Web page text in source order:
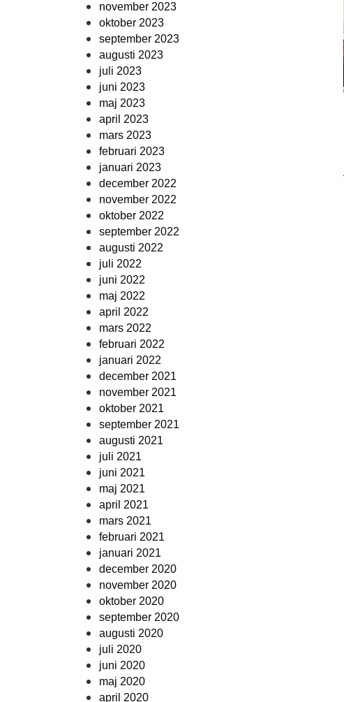
november 2023
oktober 2023
september 2023
augusti 2023
juli 2023
juni 2023
maj 2023
april 2023
mars 2023
februari 2023
januari 2023
december 2022
november 2022
oktober 2022
september 2022
augusti 2022
juli 2022
juni 2022
maj 2022
april 2022
mars 2022
februari 2022
januari 2022
december 2021
november 2021
oktober 2021
september 2021
augusti 2021
juli 2021
juni 2021
maj 2021
april 2021
mars 2021
februari 2021
januari 2021
december 2020
november 2020
oktober 2020
september 2020
augusti 2020
juli 2020
juni 2020
maj 2020
april 2020